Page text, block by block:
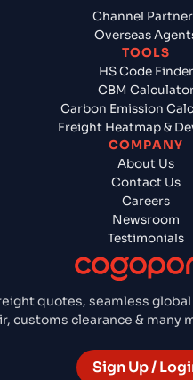
quotes, seamless
customs clearance &
Sign Up /
Channel
Overseas
TOOLS
HS Code Finder
CBM
Carbon Emission
Freight Heatmap &
COMPANY
About Us
Contact Us
Careers
Newsroom
Testimonials